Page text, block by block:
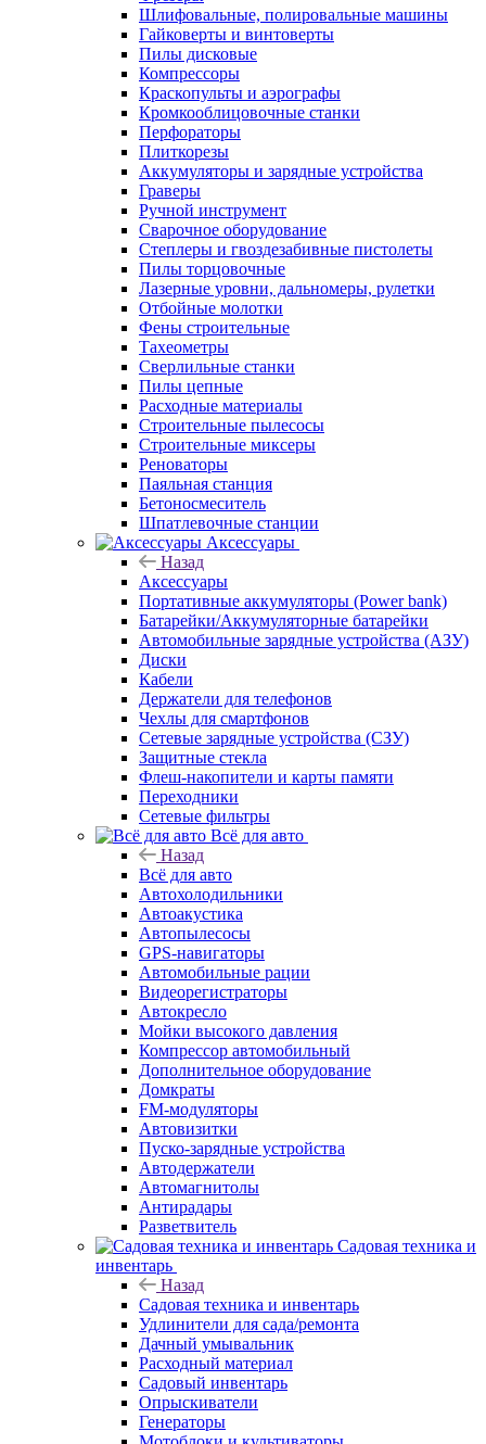
Шлифовальные, полировальные машины
Гайковерты и винтоверты
Пилы дисковые
Компрессоры
Краскопульты и аэрографы
Кромкооблицовочные станки
Перфораторы
Плиткорезы
Аккумуляторы и зарядные устройства
Граверы
Ручной инструмент
Сварочное оборудование
Степлеры и гвоздезабивные пистолеты
Пилы торцовочные
Лазерные уровни, дальномеры, рулетки
Отбойные молотки
Фены строительные
Тахеометры
Сверлильные станки
Пилы цепные
Расходные материалы
Строительные пылесосы
Строительные миксеры
Реноваторы
Паяльная станция
Бетоносмеситель
Шпатлевочные станции
Аксессуары
Назад
Аксессуары
Портативные аккумуляторы (Power bank)
Батарейки/Аккумуляторные батарейки
Автомобильные зарядные устройства (АЗУ)
Диски
Кабели
Держатели для телефонов
Чехлы для смартфонов
Сетевые зарядные устройства (СЗУ)
Защитные стекла
Флеш-накопители и карты памяти
Переходники
Сетевые фильтры
Всё для авто
Назад
Всё для авто
Автохолодильники
Автоакустика
Автопылесосы
GPS-навигаторы
Автомобильные рации
Видеорегистраторы
Автокресло
Мойки высокого давления
Компрессор автомобильный
Дополнительное оборудование
Домкраты
FM-модуляторы
Автовизитки
Пуско-зарядные устройства
Автодержатели
Автомагнитолы
Антирадары
Разветвитель
Садовая техника и
инвентарь
Назад
Садовая техника и инвентарь
Удлинители для сада/ремонта
Дачный умывальник
Расходный материал
Садовый инвентарь
Опрыскиватели
Генераторы